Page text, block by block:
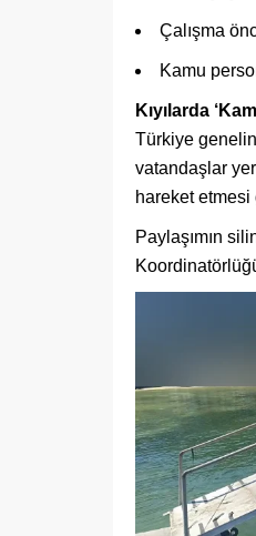
Çalışma
Kamu
Kıyılarda
Türkiye
vatandaşlar
hareket etmesi
Paylaşımın